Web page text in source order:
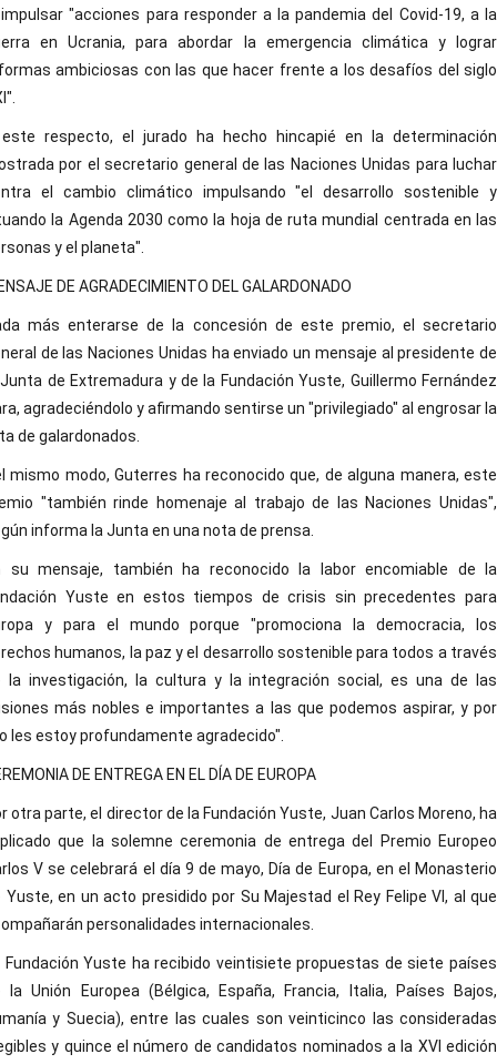
"acciones para responder a la pandemia del Covid-19, a la
en Ucrania, para abordar la emergencia climática y lograr
ambiciosas con las que hacer frente a los desafíos del siglo
respecto, el jurado ha hecho hincapié en la determinación
por el secretario general de las Naciones Unidas para luchar
el cambio climático impulsando "el desarrollo sostenible y
la Agenda 2030 como la hoja de ruta mundial centrada en las
y el planeta".
DE AGRADECIMIENTO DEL GALARDONADO
más enterarse de la concesión de este premio, el secretario
de las Naciones Unidas ha enviado un mensaje al presidente de
de Extremadura y de la Fundación Yuste, Guillermo Fernández
agradeciéndolo y afirmando sentirse un "privilegiado" al engrosar la
de galardonados.
mismo modo, Guterres ha reconocido que, de alguna manera, este
"también rinde homenaje al trabajo de las Naciones Unidas",
informa la Junta en una nota de prensa.
su mensaje, también ha reconocido la labor encomiable de la
Yuste en estos tiempos de crisis sin precedentes para
y para el mundo porque "promociona la democracia, los
humanos, la paz y el desarrollo sostenible para todos a través
la investigación, la cultura y la integración social, es una de las
más nobles e importantes a las que podemos aspirar, y por
les estoy profundamente agradecido".
DE ENTREGA EN EL DÍA DE EUROPA
otra parte, el director de la Fundación Yuste, Juan Carlos Moreno, ha
que la solemne ceremonia de entrega del Premio Europeo
V se celebrará el día 9 de mayo, Día de Europa, en el Monasterio
Yuste, en un acto presidido por Su Majestad el Rey Felipe VI, al que
personalidades internacionales.
Fundación Yuste ha recibido veintisiete propuestas de siete países
la Unión Europea (Bélgica, España, Francia, Italia, Países Bajos,
y Suecia), entre las cuales son veinticinco las consideradas
y quince el número de candidatos nominados a la XVI edición